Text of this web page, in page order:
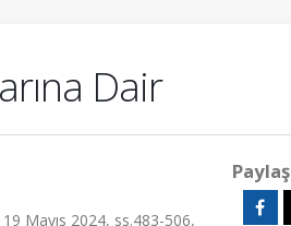
Dair
Mayıs 2024, ss.483-506,
Paylaş